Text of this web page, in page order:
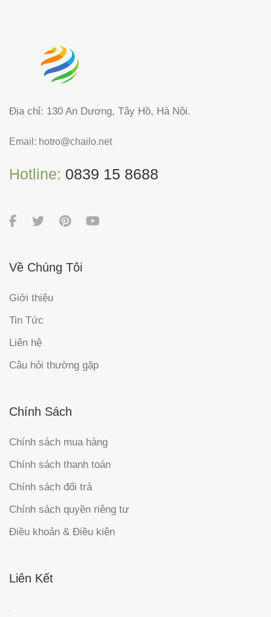
Địa chỉ: 130 An Dương, Tây Hồ, Hà Nội.
Email: hotro@chailo.net
Hotline: 0839 15 8688
Về Chúng Tôi
Giới thiệu
Tin Tức
Liên hệ
Câu hỏi thường gặp
Chính Sách
Chính sách mua hàng
Chính sách thanh toán
Chính sách đổi trả
Chính sách quyền riêng tư
Điều khoản & Điều kiện
Liên Kết